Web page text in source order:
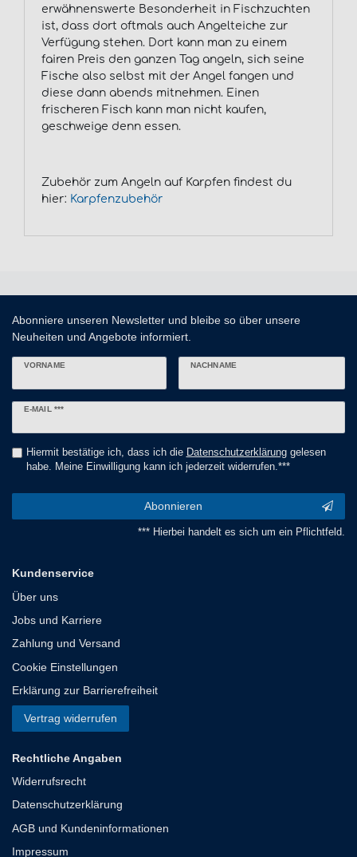
erwähnenswerte Besonderheit in Fischzuchten
ist, dass dort oftmals auch Angelteiche zur
Verfügung stehen. Dort kann man zu einem
fairen Preis den ganzen Tag angeln, sich seine
Fische also selbst mit der Angel fangen und
diese dann abends mitnehmen. Einen
frischeren Fisch kann man nicht kaufen,
geschweige denn essen.
Zubehör zum Angeln auf Karpfen findest du
hier: Karpfenzubehör
Abonniere unseren Newsletter und bleibe so über unsere
Neuheiten und Angebote informiert.
VORNAME NACHNAME
E-MAIL ***
Newsletter
Hiermit bestätige ich, dass ich die Daten­schutz­erklärunggelesen
habe. Meine Einwilligung kann ich jederzeit widerrufen.***
Abonnieren
*** Hierbei handelt es sich um ein Pflichtfeld.
Kundenservice
Über uns
Jobs und Karriere
Zahlung und Versand
Cookie Einstellungen
Erklärung zur Barrierefreiheit
Vertrag widerrufen
Rechtliche Angaben
Widerrufsrecht
Datenschutzerklärung
AGB und Kundeninformationen
Impressum